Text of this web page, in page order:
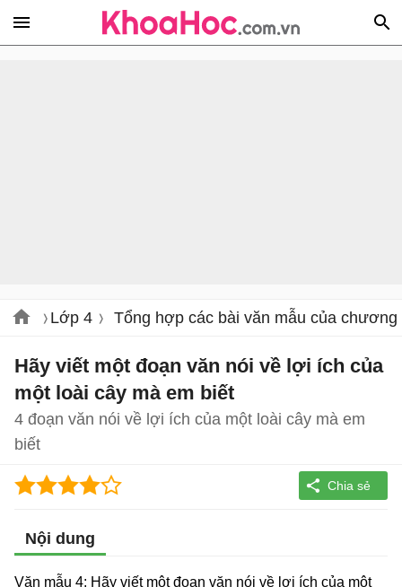
Lớp 4 Tổng hợp các bài văn mẫu của
Hãy viết một đoạn văn nói về lợi ích của
một loài cây mà em biết
4 đoạn văn nói về lợi ích của một loài cây mà em
biết
Nội dung
Văn mẫu 4: Hãy viết một đoạn văn nói về lợi ích của một